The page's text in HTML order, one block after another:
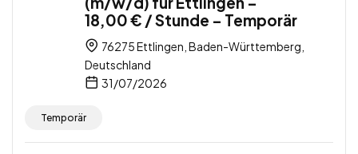
18,00 € / Stunde – Temporär
76275 Ettlingen, Baden-Württemberg,
Deutschland
31/07/2026
Temporär